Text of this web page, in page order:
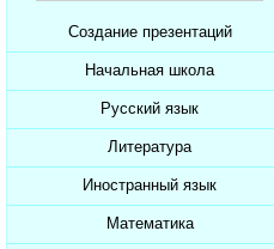
Создание презентаций
Шаблоны для презентаций
Советы начинающим
Советы дедушки
К презентации...
Начальная школа
Уроки
Презентации
Мультимедийные тесты
Печатные тесты
Русский язык
Уроки
Презентации
Мультимедийные тесты
Литература
Уроки
Презентации
Иностранный язык
Уроки
Математика